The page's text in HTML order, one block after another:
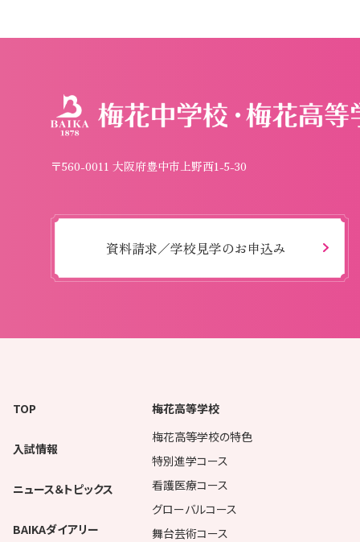
〒560-0011 大阪府豊中市上野西1-5-30
資料請求／学校見学のお申込み
TOP
入試情報
ニュース＆トピックス
BAIKAダイアリー
梅花高等学校
梅花高等学校の特色
特別進学コース
看護医療コース
グローバルコース
舞台芸術コース